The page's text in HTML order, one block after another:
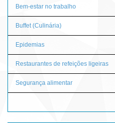
Bem-estar no trabalho
Buffet (Culinária)
Epidemias
Restaurantes de refeições ligeiras
Segurança alimentar